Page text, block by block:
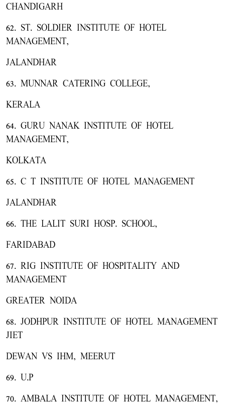
CHANDIGARH
62. ST. SOLDIER INSTITUTE OF HOTEL
MANAGEMENT,
JALANDHAR
63. MUNNAR CATERING COLLEGE,
KERALA
64. GURU NANAK INSTITUTE OF HOTEL
MANAGEMENT,
KOLKATA
65. C T INSTITUTE OF HOTEL MANAGEMENT
JALANDHAR
66. THE LALIT SURI HOSP. SCHOOL,
FARIDABAD
67. RIG INSTITUTE OF HOSPITALITY AND
MANAGEMENT
GREATER NOIDA
68. JODHPUR INSTITUTE OF HOTEL MANAGEMENT
JIET
DEWAN VS IHM, MEERUT
69. U.P
70. AMBALA INSTITUTE OF HOTEL MANAGEMENT,